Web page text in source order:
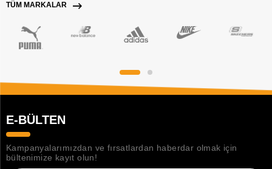
TÜM MARKALAR
E-BÜLTEN
Kampanyalarımızdan ve fırsatlardan haberdar olmak için
bültenimize kayıt olun!